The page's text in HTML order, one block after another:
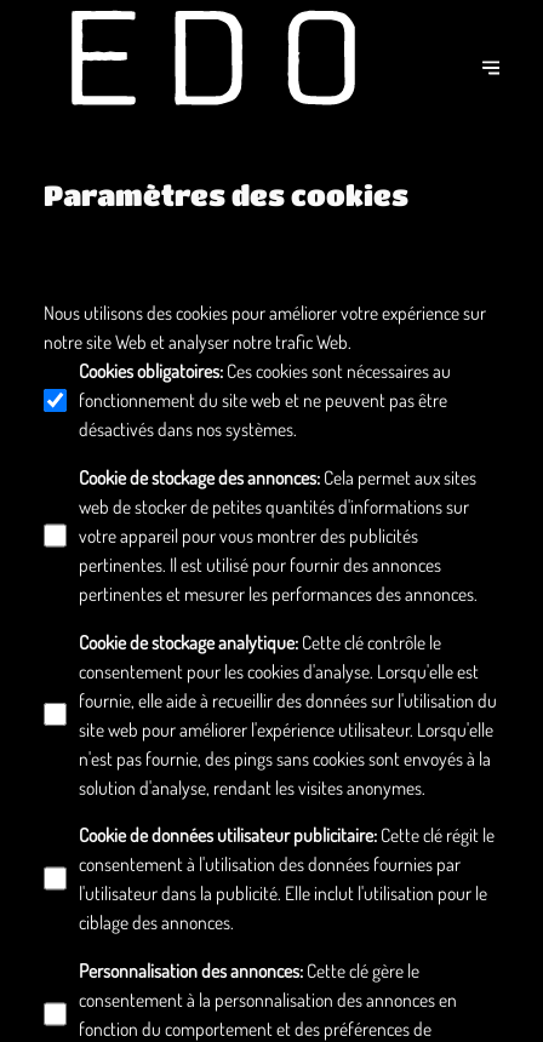
Paramètres des cookies
Nous utilisons des cookies pour améliorer votre expérience sur
notre site Web et analyser notre trafic Web.
Cookies obligatoires: Ces cookies sont nécessaires au
fonctionnement du site web et ne peuvent pas être
désactivés dans nos systèmes.
Cookie de stockage des annonces: Cela permet aux sites
web de stocker de petites quantités d'informations sur
votre appareil pour vous montrer des publicités
pertinentes. Il est utilisé pour fournir des annonces
pertinentes et mesurer les performances des annonces.
Cookie de stockage analytique: Cette clé contrôle le
consentement pour les cookies d'analyse. Lorsqu'elle est
fournie, elle aide à recueillir des données sur l'utilisation du
site web pour améliorer l'expérience utilisateur. Lorsqu'elle
n'est pas fournie, des pings sans cookies sont envoyés à la
solution d'analyse, rendant les visites anonymes.
Cookie de données utilisateur publicitaire: Cette clé régit le
consentement à l'utilisation des données fournies par
l'utilisateur dans la publicité. Elle inclut l'utilisation pour le
ciblage des annonces.
Personnalisation des annonces: Cette clé gère le
consentement à la personnalisation des annonces en
fonction du comportement et des préférences de